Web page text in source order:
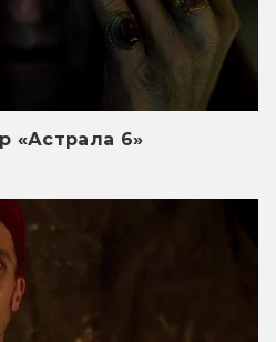
«Астрала 6»